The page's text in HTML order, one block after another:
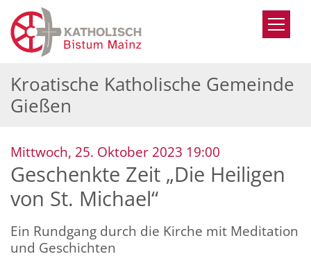
Zum Inhalt springen
Kroatische Katholische Gemeinde
Gießen
Mittwoch, 25. Oktober 2023 19:00
Geschenkte Zeit „Die Heiligen
von St. Michael“
Ein Rundgang durch die Kirche mit Meditation
und Geschichten